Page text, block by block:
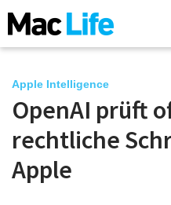
News
iPhone
Apple Intelligence
OpenAI prüft
rechtliche
Apple